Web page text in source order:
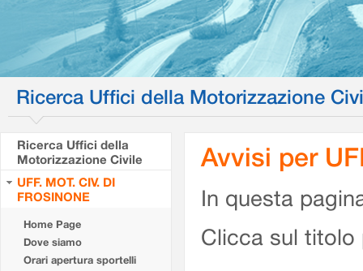
Ricerca Uffici della Motorizzazione
Ricerca Uffici della
Motorizzazione Civile
UFF. MOT. CIV. DI
FROSINONE
Home Page
Dove siamo
Orari apertura sportelli
Avvisi per
In questa
Clicca sul titolo